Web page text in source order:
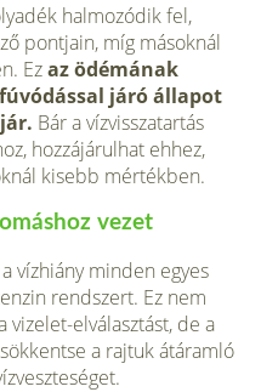
halmozódik fel,
pontjain, míg másoknál
Ezaz ödémának
járó állapot
Bár a vízvisszatartás
hozzájárulhat ehhez,
kisebb mértékben.
vezet
vízhiány minden egyes
rendszert. Ez nem
vizelet-elválasztást, de a
a rajtuk átáramló